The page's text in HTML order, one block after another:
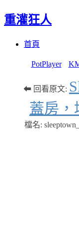
重灌狂人
首頁
PotPlayer
⬅ 回看原文:
蓋房，
檔名: